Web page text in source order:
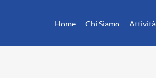
Home Chi Siamo Attività